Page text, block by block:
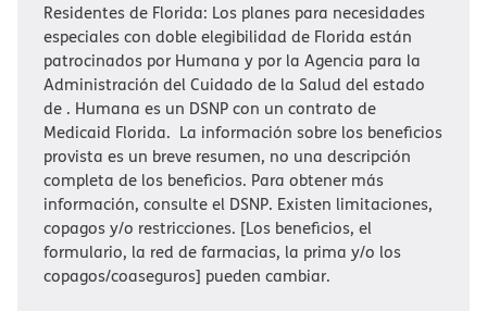
Residentes de Florida: Los planes para necesidades
especiales con doble elegibilidad de Florida están
patrocinados por Humana y por la Agencia para la
Administración del Cuidado de la Salud del estado
de . Humana es un DSNP con un contrato de
Medicaid Florida. La información sobre los beneficios
provista es un breve resumen, no una descripción
completa de los beneficios. Para obtener más
información, consulte el DSNP. Existen limitaciones,
copagos y/o restricciones. [Los beneficios, el
formulario, la red de farmacias, la prima y/o los
copagos/coaseguros] pueden cambiar.​​